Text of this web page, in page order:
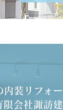
内装リフォ
限会社諏訪